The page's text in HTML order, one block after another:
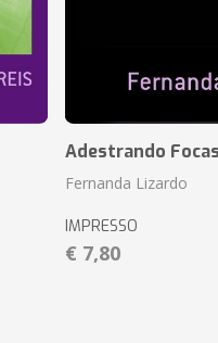
Adestrando
Fernanda Lizardo
IMPRESSO
€ 7,80